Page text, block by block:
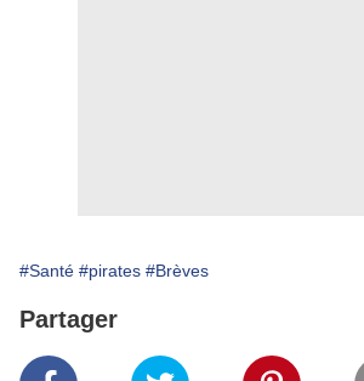
#Santé #pirates #Brèves
Partager